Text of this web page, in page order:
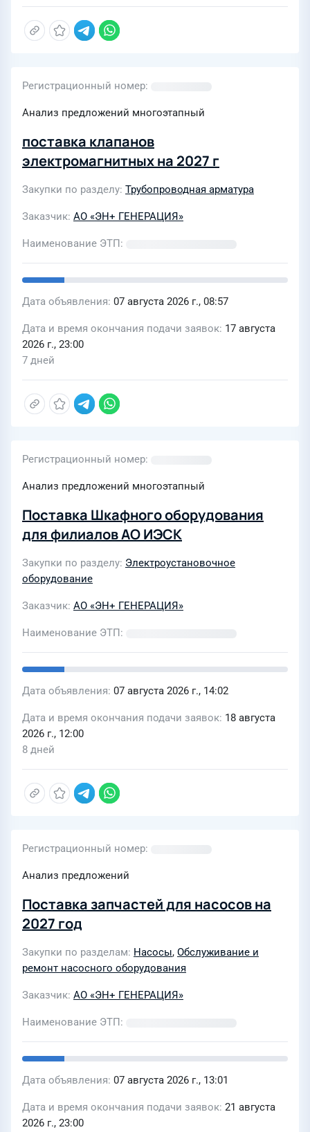
Регистрационный номер
Анализ предложений многоэтапный
поставка клапанов
электромагнитных на 2027 г
Закупки по разделу Трубопроводная арматура
Заказчик АО «ЭН+ ГЕНЕРАЦИЯ»
Наименование ЭТП
Дата объявления 07 августа 2026 г., 08:57
Дата и время окончания подачи заявок 17 августа
2026 г., 23:00
7 дней
Регистрационный номер
Анализ предложений многоэтапный
Поставка Шкафного оборудования
для филиалов АО ИЭСК
Закупки по разделу Электроустановочное
оборудование
Заказчик АО «ЭН+ ГЕНЕРАЦИЯ»
Наименование ЭТП
Дата объявления 07 августа 2026 г., 14:02
Дата и время окончания подачи заявок 18 августа
2026 г., 12:00
8 дней
Регистрационный номер
Анализ предложений
Поставка запчастей для насосов на
2027 год
Закупки по разделам Насосы, Обслуживание и
ремонт насосного оборудования
Заказчик АО «ЭН+ ГЕНЕРАЦИЯ»
Наименование ЭТП
Дата объявления 07 августа 2026 г., 13:01
Дата и время окончания подачи заявок 21 августа
2026 г., 23:00